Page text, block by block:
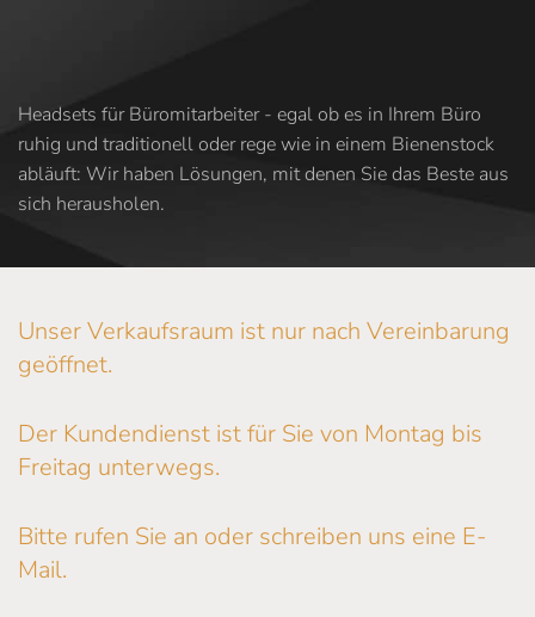
Headsets für Büromitarbeiter - egal ob es in Ihrem Büro
ruhig und traditionell oder rege wie in einem Bienenstock
abläuft: Wir haben Lösungen, mit denen Sie das Beste aus
sich herausholen.
Unser Verkaufsraum ist nur nach Vereinbarung
geöffnet.
Der Kundendienst ist für Sie von Montag bis
Freitag unterwegs.
Bitte rufen Sie an oder schreiben uns eine E-
Mail.